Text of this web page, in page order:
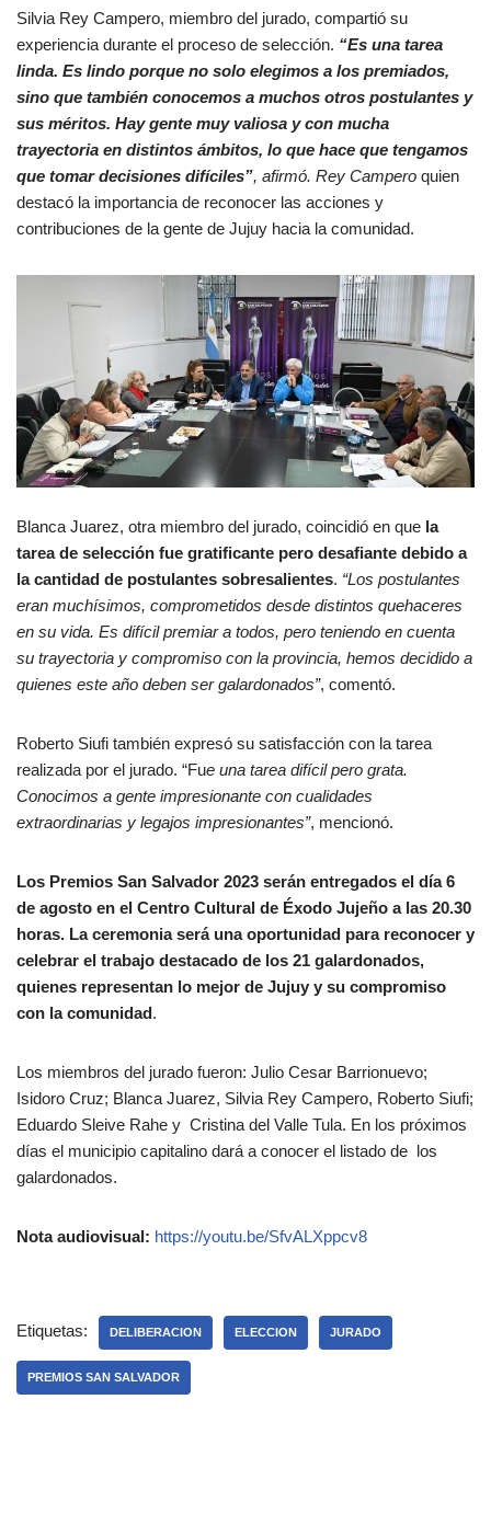
Silvia Rey Campero, miembro del jurado, compartió su
experiencia durante el proceso de selección. “Es una tarea
linda. Es lindo porque no solo elegimos a los premiados,
sino que también conocemos a muchos otros postulantes y
sus méritos. Hay gente muy valiosa y con mucha
trayectoria en distintos ámbitos, lo que hace que tengamos
que tomar decisiones difíciles”, afirmó. Rey Campero quien
destacó la importancia de reconocer las acciones y
contribuciones de la gente de Jujuy hacia la comunidad.
Blanca Juarez, otra miembro del jurado, coincidió en que la
tarea de selección fue gratificante pero desafiante debido a
la cantidad de postulantes sobresalientes. “Los postulantes
eran muchísimos, comprometidos desde distintos quehaceres
en su vida. Es difícil premiar a todos, pero teniendo en cuenta
su trayectoria y compromiso con la provincia, hemos decidido a
quienes este año deben ser galardonados”, comentó.
Roberto Siufi también expresó su satisfacción con la tarea
realizada por el jurado. “Fue una tarea difícil pero grata.
Conocimos a gente impresionante con cualidades
extraordinarias y legajos impresionantes”, mencionó.
Los Premios San Salvador 2023 serán entregados el día 6
de agosto en el Centro Cultural de Éxodo Jujeño a las 20.30
horas. La ceremonia será una oportunidad para reconocer y
celebrar el trabajo destacado de los 21 galardonados,
quienes representan lo mejor de Jujuy y su compromiso
con la comunidad.
Los miembros del jurado fueron: Julio Cesar Barrionuevo;
Isidoro Cruz; Blanca Juarez, Silvia Rey Campero, Roberto Siufi;
Eduardo Sleive Rahe y Cristina del Valle Tula. En los próximos
días el municipio capitalino dará a conocer el listado de los
galardonados.
Nota audiovisual: https://youtu.be/SfvALXppcv8
Etiquetas: DELIBERACION ELECCION JURADO
PREMIOS SAN SALVADOR